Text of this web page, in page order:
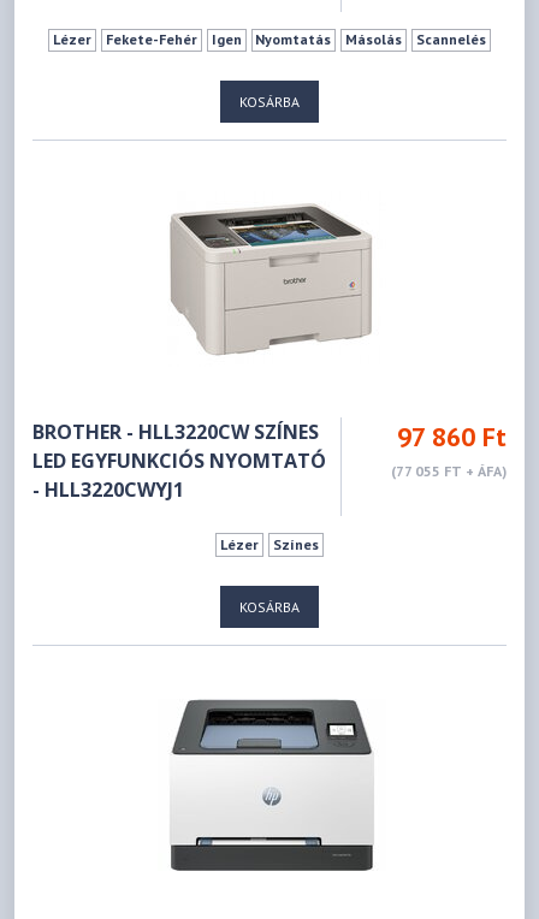
Lézer Fekete-Fehér Igen Nyomtatás Másolás Scannelés
KOSÁRBA
BROTHER - HLL3220CW SZÍNES
LED EGYFUNKCIÓS NYOMTATÓ
- HLL3220CWYJ1
97 860 Ft
(77 055 FT + ÁFA)
Lézer Színes
KOSÁRBA